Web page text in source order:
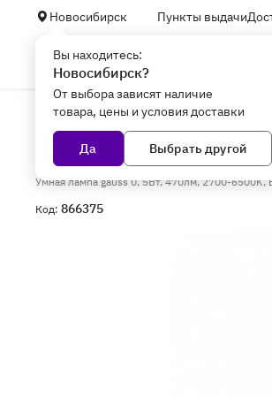
Новосибирск Пункты выдачи
Вы находитесь:
Новосибирск?
От выбора зависят наличие
товара, цены и условия доставки
Да Выбрать другой
Главная Умный дом Умный свет
Умная лампа
Умная лампа gauss 0, 5Вт, 470лм, 2700-6500K,
Код: 866375